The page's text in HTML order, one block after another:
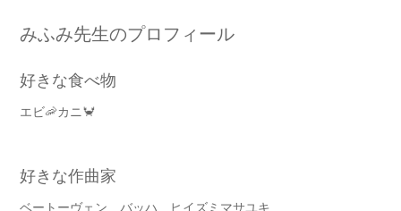
みふみ先生のプロフィール
好きな食べ物
エビ🦐カニ🦀
好きな作曲家
ベートーヴェン バッハ ヒイズミマサユキ